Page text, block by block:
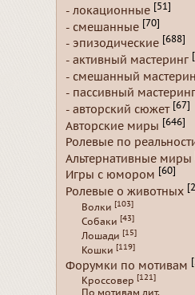
- локационные [51]
- смешанные [70]
- эпизодические [688]
- активный мастеринг
- смешанный
- пассивный мастеринг
- авторский сюжет [67]
Авторские миры [646]
Ролевые по
Альтернативные миры
Игры с юмором [60]
Ролевые о животных
Волки [103]
Собаки [43]
Лошади [15]
Кошки [119]
Форумки по мотивам
Кроссовер [121]